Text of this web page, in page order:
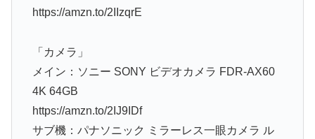
https://amzn.to/2IIzqrE
「カメラ」
メイン：ソニー SONY ビデオカメラ FDR-AX60
4K 64GB
https://amzn.to/2IJ9IDf
サブ機：パナソニック ミラーレス一眼カメラ ル